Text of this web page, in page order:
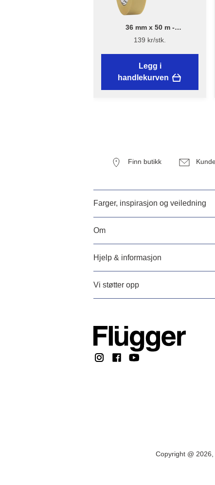
36 mm x 50 m -
Maskeringstape - Flügger
139 kr/stk.
Legg i
handlekurven
Finn butikk
Farger, inspirasjon og veiledning
Om
Hjelp & informasjon
Vi støtter opp
Copyright @